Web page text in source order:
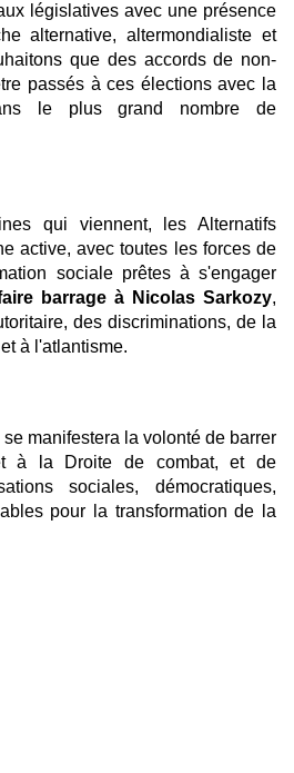
législatives avec une présence
alternative, altermondialiste et
que des accords de non-
passés à ces élections avec la
le plus grand nombre de
qui viennent, les Alternatifs
active, avec toutes les forces de
sociale prêtes à s'engager
barrage à Nicolas Sarkozy,
des discriminations, de la
à l'atlantisme.
manifestera la volonté de barrer
à la Droite de combat, et de
sociales, démocratiques,
pour la transformation de la